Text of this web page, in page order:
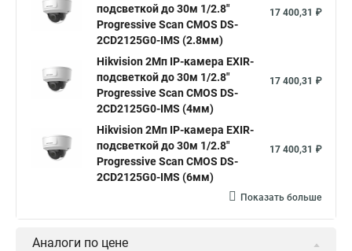
Уличная камера Hikvision ip camera
Hikvision поворотная камера Hikvision купольная
Нikvision микрофон Hikvision поворотная
Hikvision порты
подсветкой до 30м 1/2.8"
Progressive Scan CMOS DS-
2CD2125G0-IMS (2.8мм)
17 400,31 ₽
Hikvision 2Мп IP-камера EXIR-
подсветкой до 30м 1/2.8"
Progressive Scan CMOS DS-
2CD2125G0-IMS (4мм)
17 400,31 ₽
Hikvision 2Мп IP-камера EXIR-
подсветкой до 30м 1/2.8"
Progressive Scan CMOS DS-
2CD2125G0-IMS (6мм)
17 400,31 ₽
Показать больше
Аналоги по цене